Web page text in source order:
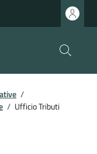
/
/ Ufficio Tributi